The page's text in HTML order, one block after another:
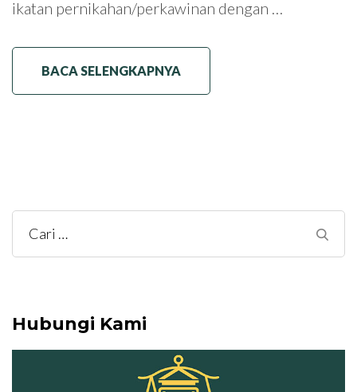
ikatan pernikahan/perkawinan dengan …
BACA SELENGKAPNYA
Cari
untuk:
Hubungi Kami